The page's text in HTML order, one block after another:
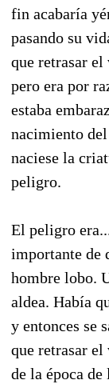
fin acabaría
pasando su
que retrasar
pero era por
estaba
nacimiento del
naciese la
peligro.
El peligro
importante de
hombre lobo.
aldea. Había
y entonces se
que retrasar
de la época